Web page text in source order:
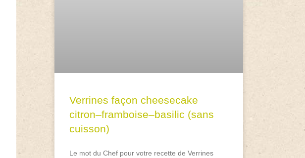
Verrines façon cheesecake
citron–framboise–basilic (sans
cuisson)
Le mot du Chef pour votre recette de Verrines